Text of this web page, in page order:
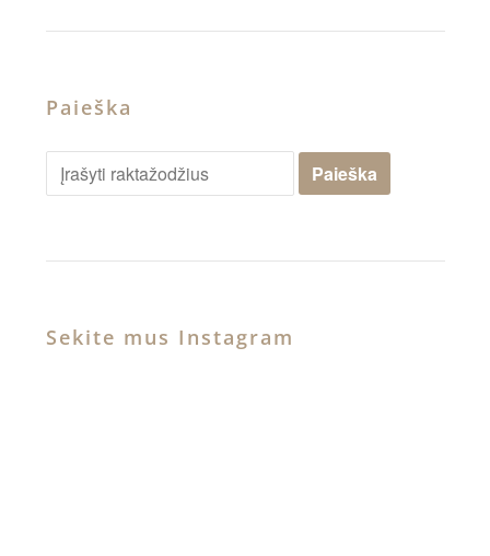
Paieška
Sekite mus Instagram